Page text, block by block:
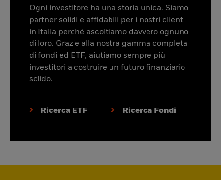
Ogni investitore ha una storia unica. Siamo
partner solidi e affidabili per i nostri clienti
in Italia perché ascoltiamo davvero ognuno
di loro. Grazie alla nostra gamma completa
di fondi ed ETF, aiutiamo sempre più
investitori a costruire un futuro finanziario
solido.
Ricerca ETF Ricerca Fondi